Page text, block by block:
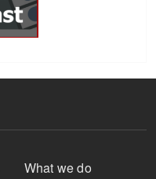
What we do